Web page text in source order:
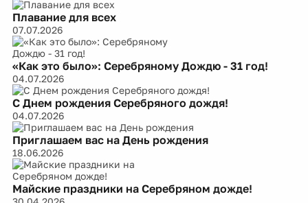
Плавание для всех
07.07.2026
«Как это было»: Серебряному Дождю - 31 год!
04.07.2026
С Днем рождения Серебряного дождя!
04.07.2026
Приглашаем вас на День рождения
18.06.2026
Майские праздники на Серебряном дожде!